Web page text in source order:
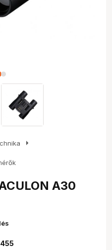
arrow_right
A30